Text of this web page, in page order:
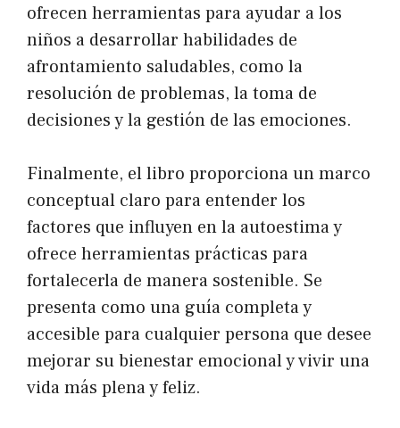
ofrecen herramientas para ayudar a los
niños a desarrollar habilidades de
afrontamiento saludables, como la
resolución de problemas, la toma de
decisiones y la gestión de las emociones.
Finalmente, el libro proporciona un marco
conceptual claro para entender los
factores que influyen en la autoestima y
ofrece herramientas prácticas para
fortalecerla de manera sostenible. Se
presenta como una guía completa y
accesible para cualquier persona que desee
mejorar su bienestar emocional y vivir una
vida más plena y feliz.